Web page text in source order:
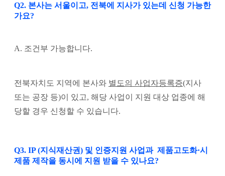
Q2. 본사는 서울이고, 전북에 지사가 있는데 신청 가능한
가요?
A. 조건부 가능합니다.
전북자치도 지역에 본사와 별도의 사업자등록증(지사
또는 공장 등)이 있고, 해당 사업이 지원 대상 업종에 해
당할 경우 신청할 수 있습니다.
Q3. IP (지식재산권) 및 인증지원 사업과 제품고도화·시
제품 제작을 동시에 지원 받을 수 있나요?